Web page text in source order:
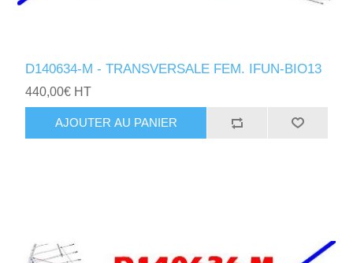
D140634-M - TRANSVERSALE FEM. IFUN-BIO13
440,00€ HT
AJOUTER AU PANIER